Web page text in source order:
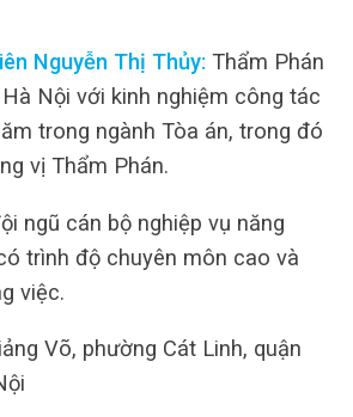
Nguyễn Thị Thủy: Thẩm Phán
Nội với kinh nghiệm công tác
trong ngành Tòa án, trong đó
vị Thẩm Phán.
ngũ cán bộ nghiệp vụ năng
trình độ chuyên môn cao và
việc.
Võ, phường Cát Linh, quận